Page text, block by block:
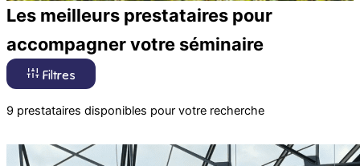
Les meilleurs prestataires pour
accompagner votre séminaire
Filtres
9 prestataires disponibles pour votre recherche